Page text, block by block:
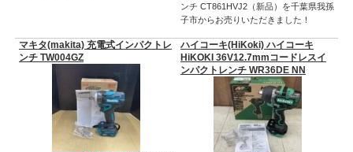
ンチ CT861HVJ2（新品）を千葉県我孫
子市からお売りいただきました！
マキタ(makita) 充電式インパクトレ
ンチ TW004GZ
ハイコーキ(HiKoki) ハイコーキ
HiKOKI 36V12.7mmコードレスイ
ンパクトレンチ WR36DE NN